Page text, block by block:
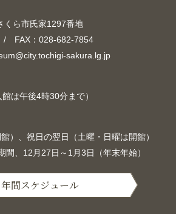
ら市氏家1297番地
FAX：028-682-7854
sakura.lg.jp
は午後4時30分まで）
）、祝日の翌日（土曜・日曜は開館）
間、12月27日～1月3日（年末年始）
年間スケジュール